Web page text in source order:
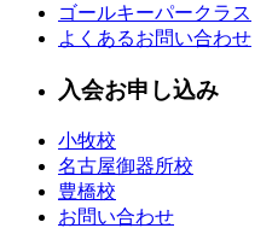
ゴールキーパークラス
よくあるお問い合わせ
入会お申し込み
小牧校
名古屋御器所校
豊橋校
お問い合わせ